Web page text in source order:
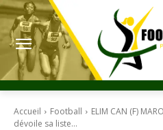
Accueil Football
ELIM CAN (F)
dévoile sa liste...